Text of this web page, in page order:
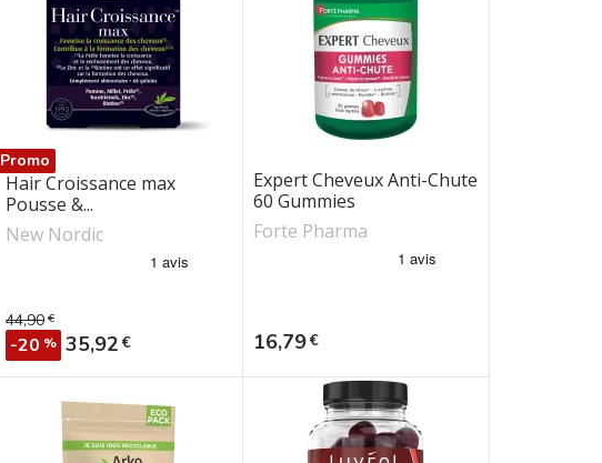
Promo
Hair Croissance max
Pousse &...
New Nordic
Prix de base
44,90 €
-20 % Prix
35,92 €
Expert Cheveux Anti-Chute
60 Gummies
Forte Pharma
Prix
16,79€